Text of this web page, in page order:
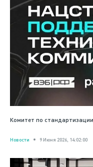
Комитет по
Новости 9 Июня 2026, 14:02:00